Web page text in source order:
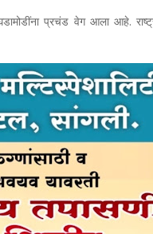
प्रचंड वेग आला आहे.